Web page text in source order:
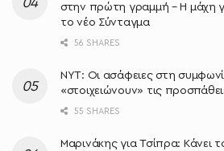
στην πρώτη γραμμή – Η μάχη
το νέο Σύνταγμα
56 SHARES
NYT: Οι ασάφειες στη
«στοιχειώνουν» τις
55 SHARES
Μαρινάκης για Τσίπρα: Κάνει